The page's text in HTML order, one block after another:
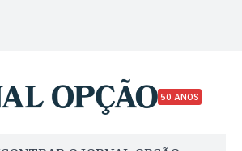
50 ANOS